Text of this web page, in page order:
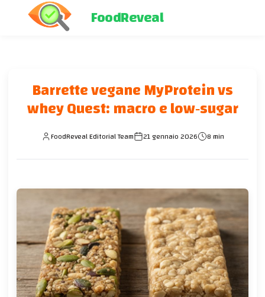
FoodReveal
Barrette vegane MyProtein vs
whey Quest: macro e low‑sugar
FoodReveal Editorial Team 21 gennaio 2026 8 min